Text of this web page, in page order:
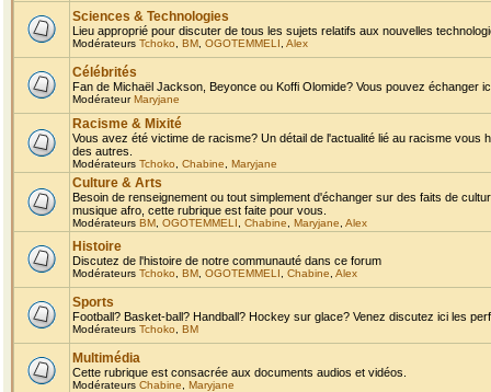
Sciences & Technologies
Lieu approprié pour discuter de tous les sujets relatifs aux nouvelles
Modérateurs Tchoko BM OGOTEMMELI Alex
Célébrités
Fan de Michaël Jackson, Beyonce ou Koffi Olomide? Vous pouvez échanger
ModérateurMaryjane
Racisme & Mixité
Vous avez été victime de racisme? Un détail de l'actualité lié au racisme
des autres.
Modérateurs Tchoko Chabine Maryjane
Culture & Arts
Besoin de renseignement ou tout simplement d'échanger sur des faits de
musique afro, cette rubrique est faite pour vous.
Modérateurs BM OGOTEMMELI Chabine Maryjane Alex
Histoire
Discutez de l'histoire de notre communauté dans ce forum
Modérateurs Tchoko BM OGOTEMMELI Chabine Alex
Sports
Football? Basket-ball? Handball? Hockey sur glace? Venez discutez ici les
Modérateurs Tchoko BM
Multimédia
Cette rubrique est consacrée aux documents audios et vidéos.
Modérateurs Chabine Maryjane